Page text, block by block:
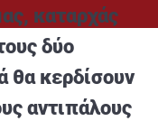
καταρχάς
δύο
θα κερδίσουν
αντιπάλους